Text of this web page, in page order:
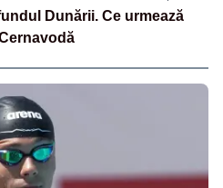
Dunării. Ce urmează